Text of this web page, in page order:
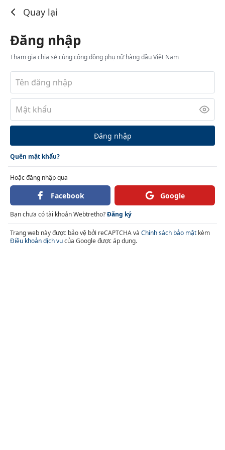
Quay lại
Đăng nhập
Tham gia chia sẻ cùng cộng đồng phụ nữ hàng đầu Việt Nam
Đăng nhập
Quên mật khẩu?
Hoặc đăng nhập qua
Facebook Google
Bạn chưa có tài khoản Webtretho?Đăng ký
Trang web này được bảo vệ bởi reCAPTCHA và Chính sách bảo mật kèm
Điều khoản dịch vụcủa Google được áp dụng.